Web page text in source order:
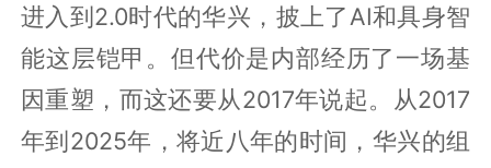
进入到2.0时代的华兴，披上了AI和具身智
能这层铠甲。但代价是内部经历了一场基
因重塑，而这还要从2017年说起。从2017
年到2025年，将近八年的时间，华兴的组